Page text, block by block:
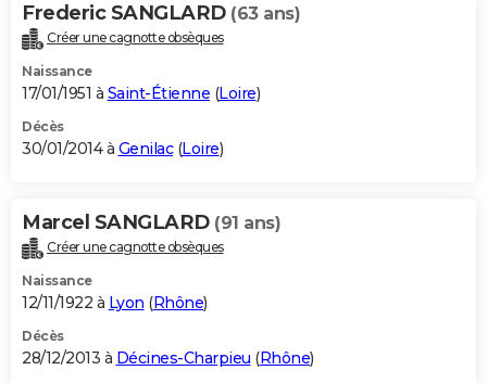
Frederic SANGLARD (63 ans)
Créer une cagnotte obsèques
Naissance
17/01/1951 à Saint-Étienne (Loire)
Décès
30/01/2014 à Genilac(Loire)
Marcel SANGLARD (91 ans)
Créer une cagnotte obsèques
Naissance
12/11/1922 à Lyon (Rhône)
Décès
28/12/2013 à Décines-Charpieu (Rhône)